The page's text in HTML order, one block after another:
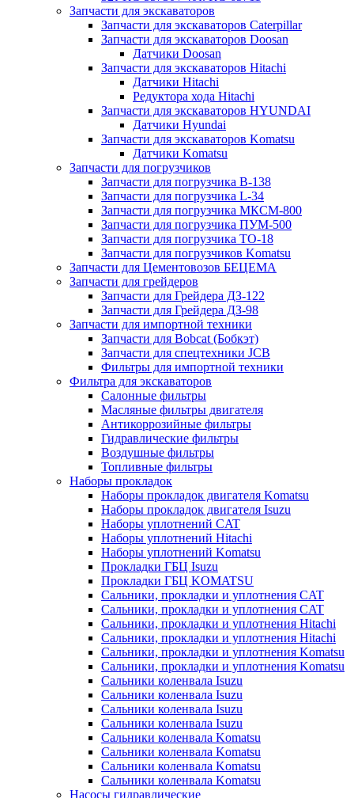
Запчасти для экскаваторов
Запчасти для экскаваторов Caterpillar
Запчасти для экскаваторов Doosan
Датчики Doosan
Запчасти для экскаваторов Hitachi
Датчики Hitachi
Редуктора хода Hitachi
Запчасти для экскаваторов HYUNDAI
Датчики Hyundai
Запчасти для экскаваторов Komatsu
Датчики Komatsu
Запчасти для погрузчиков
Запчасти для погрузчика B-138
Запчасти для погрузчика L-34
Запчасти для погрузчика МКСМ-800
Запчасти для погрузчика ПУМ-500
Запчасти для погрузчика ТО-18
Запчасти для погрузчиков Komatsu
Запчасти для Цементовозов БЕЦЕМА
Запчасти для грейдеров
Запчасти для Грейдера ДЗ-122
Запчасти для Грейдера ДЗ-98
Запчасти для импортной техники
Запчасти для Bobcat (Бобкэт)
Запчасти для спецтехники JCB
Фильтры для импортной техники
Фильтра для экскаваторов
Салонные фильтры
Масляные фильтры двигателя
Антикоррозийные фильтры
Гидравлические фильтры
Воздушные фильтры
Топливные фильтры
Наборы прокладок
Наборы прокладок двигателя Komatsu
Наборы прокладок двигателя Isuzu
Наборы уплотнений CAT
Наборы уплотнений Hitachi
Наборы уплотнений Komatsu
Прокладки ГБЦ Isuzu
Прокладки ГБЦ KOMATSU
Сальники, прокладки и уплотнения CAT
Сальники, прокладки и уплотнения CAT
Сальники, прокладки и уплотнения Hitachi
Сальники, прокладки и уплотнения Hitachi
Сальники, прокладки и уплотнения Komatsu
Сальники, прокладки и уплотнения Komatsu
Сальники коленвала Isuzu
Сальники коленвала Isuzu
Сальники коленвала Isuzu
Сальники коленвала Isuzu
Сальники коленвала Komatsu
Сальники коленвала Komatsu
Сальники коленвала Komatsu
Сальники коленвала Komatsu
Насосы гидравлические